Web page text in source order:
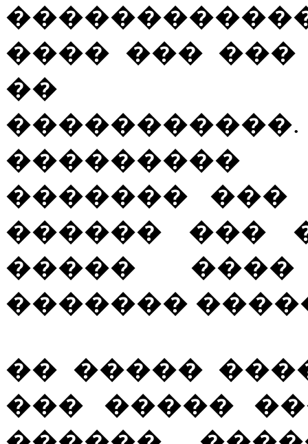
���� ���
��
���������
������� ���
������ ���
�����
�������
�� �����
��� �����